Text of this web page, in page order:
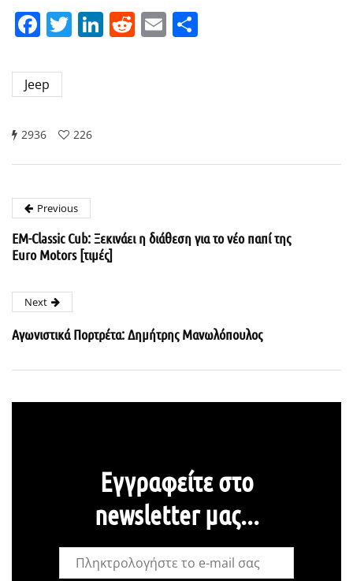
Facebook
Twitter
LinkedIn
Reddit
Email
Jeep
2936 226
Previous
EM-Classic Cub: Ξεκινάει η διάθεση για το νέο παπί της
Euro Motors [τιμές]
Next
Αγωνιστικά Πορτρέτα: Δημήτρης Μανωλόπουλος
Εγγραφείτε στο
newsletter μας...